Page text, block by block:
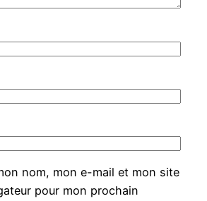
nom, mon e-mail et mon site
pour mon prochain